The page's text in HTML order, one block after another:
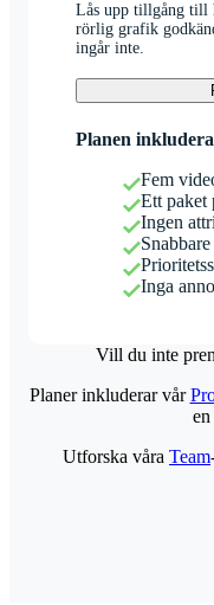
Lås upp tillgång till
rörlig grafik
ingår inte.
Planen
Fem
Ett paket
Ingen
Inga
Vill du inte
Planer inkluderar vår
en
Utforska våra Team